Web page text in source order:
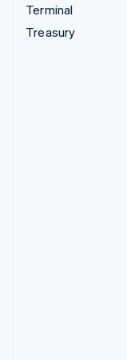
Terminal
Treasury